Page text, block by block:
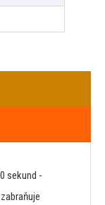
sekund -